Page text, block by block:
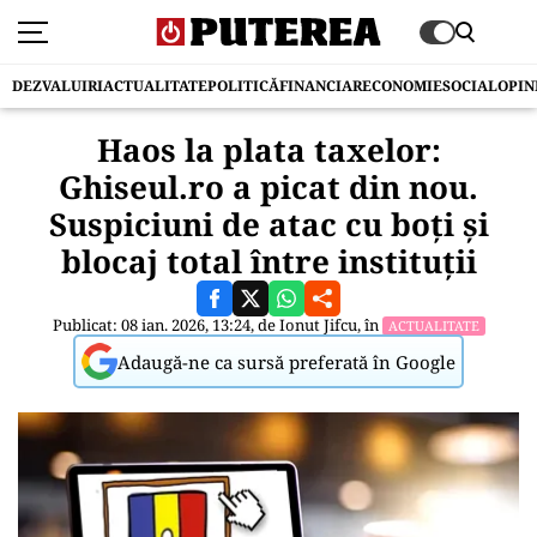
DEZVALUIRIACTUALITATEPOLITICĂFINANCIARECONOMIESOCIAL
Haos la plata taxelor:
Ghiseul.ro a picat din nou.
Suspiciuni de atac cu boți și
blocaj total între instituții
Publicat: 08 ian. 2026, 13:24, deIonut Jifcu, în ACTUALITATE
Adaugă-ne ca sursă preferată în Google